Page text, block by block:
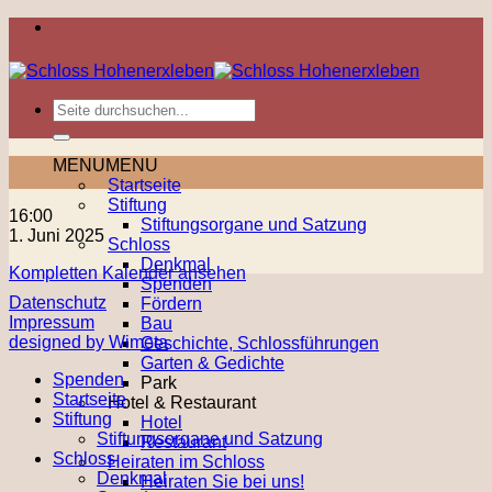
Zum
springen
MENUMENU
Startseite
Stiftung
Stiftungsorgane und Satzung
Schloss
Denkmal
Spenden
Fördern
Bau
Geschichte, Schlossführungen
Garten & Gedichte
Park
Hotel & Restaurant
Hotel
Restaurant
Heiraten im Schloss
Heiraten Sie bei uns!
Szenische
Lesung
16:00
1. Juni 2025
Kompletten Kalender ansehen
Datenschutz
Impressum
designed by Wimeta
Spenden
Startseite
Stiftung
Stiftungsorgane und Satzung
Schloss
Denkmal